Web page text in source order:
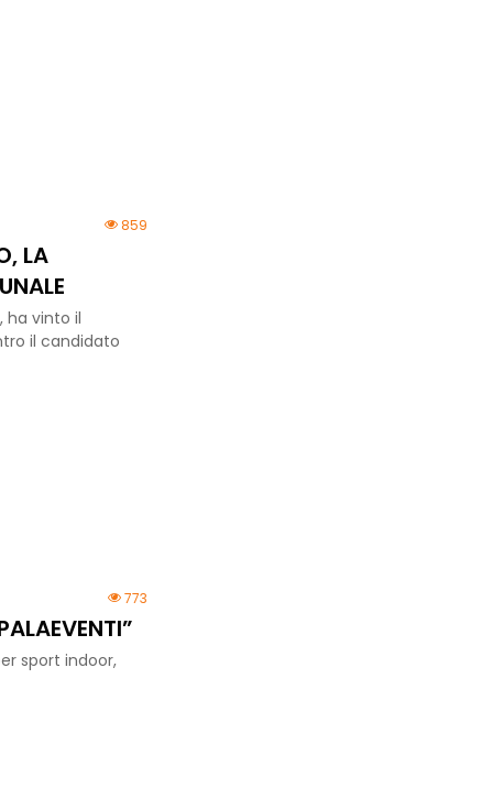
859
LA
ha vinto il
il candidato
773
sport indoor,